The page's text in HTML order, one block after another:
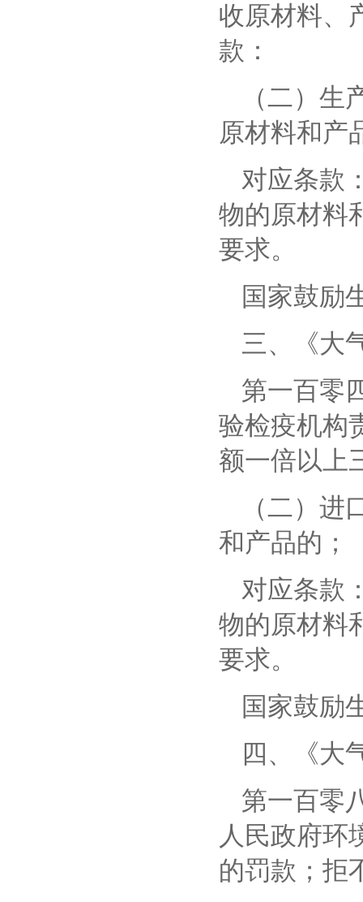
收原材料、
款：
（二）
原材料和产
对应条款
物的原材料
要求。
国家鼓励
三、
《
第一百零
验检疫机构
额一倍以上
（二）
和产品的；
对应条款
物的原材料
要求。
国家鼓励
四、
《
第一百零
人民政府环
的罚款；拒